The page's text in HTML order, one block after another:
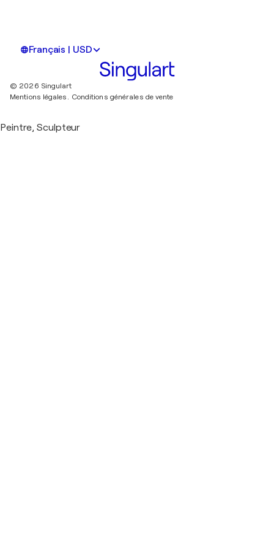
Français | USD
© 2026 Singulart
Mentions légales.
Conditions générales de vente
Peintre, Sculpteur